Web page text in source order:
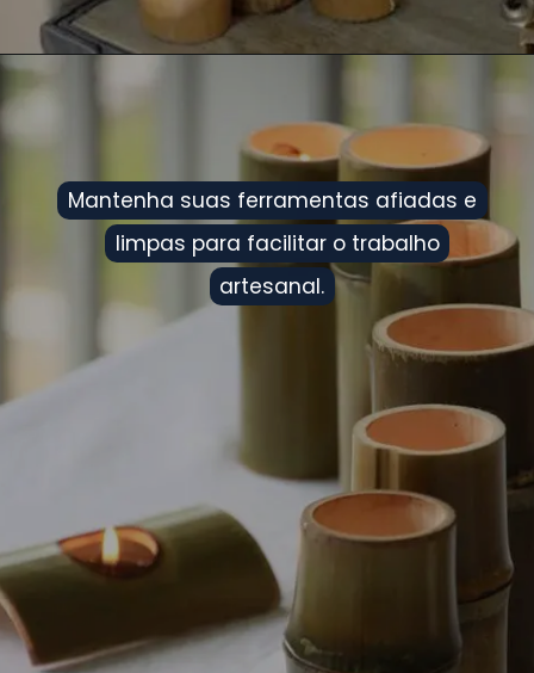
Mantenha suas ferramentas afiadas e
limpas para facilitar o trabalho
artesanal.
Mantenha suas ferramentas afiadas e
limpas para facilitar o trabalho
artesanal.